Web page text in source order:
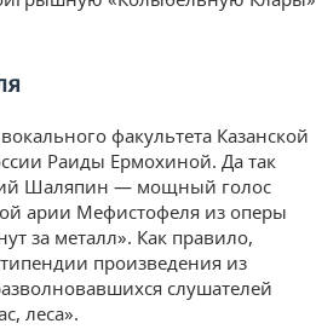
факультета Казанской
Раиды Ермохиной. Да так
Шаляпин — мощный голос
арии Мефистофеля из оперы
за металл». Как правило,
произведения из
слушателей
леса».